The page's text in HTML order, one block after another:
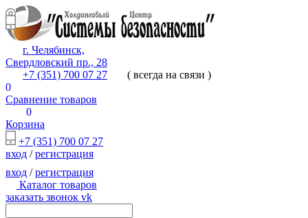
г. Челябинск,
Свердловский пр., 28
+7 (351) 700 07 27
( всегда на связи )
0
Сравнение товаров
0
Корзина
+7 (351) 700 07 27
вход /регистрация
вход /регистрация
Каталог товаров
заказать звонок vk